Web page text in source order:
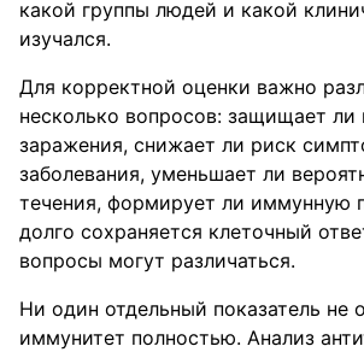
какой группы людей и какой
изучался.
Для корректной оценки важно
несколько вопросов: защищает ли
заражения, снижает ли риск
заболевания, уменьшает ли
течения, формирует ли иммунную
долго сохраняется клеточный
вопросы могут различаться.
Ни один отдельный показатель не
иммунитет полностью. Анализ